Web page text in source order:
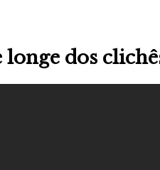
dos